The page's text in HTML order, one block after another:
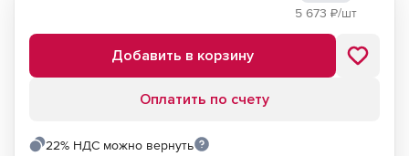
5 673 ₽/шт
Добавить в корзину
Оплатить по счету
22% НДС можно вернуть